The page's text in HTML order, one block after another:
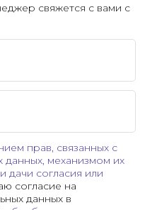
свяжется с вами с
прав, связанных с
механизмом их
дачи согласия или
согласие на
данных в
cookie для
пользователей
и правильного